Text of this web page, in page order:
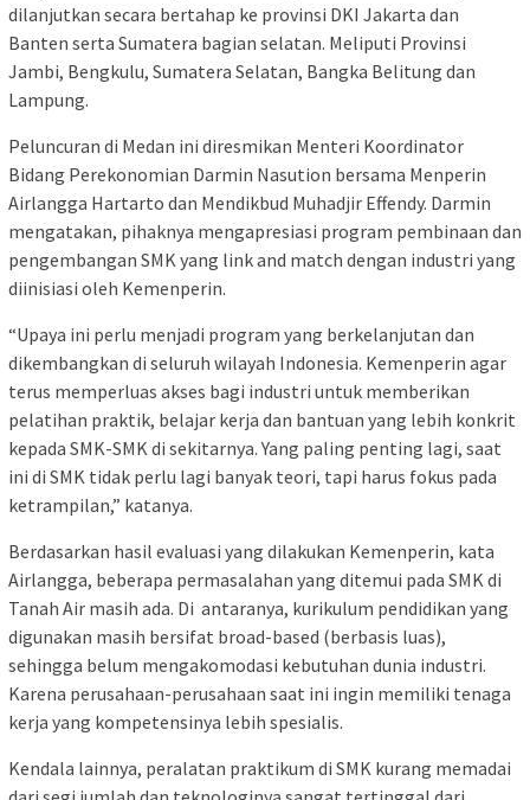
dilanjutkan secara bertahap ke provinsi DKI Jakarta dan
Banten serta Sumatera bagian selatan. Meliputi Provinsi
Jambi, Bengkulu, Sumatera Selatan, Bangka Belitung dan
Lampung.
Peluncuran di Medan ini diresmikan Menteri Koordinator
Bidang Perekonomian Darmin Nasution bersama Menperin
Airlangga Hartarto dan Mendikbud Muhadjir Effendy. Darmin
mengatakan, pihaknya mengapresiasi program pembinaan dan
pengembangan SMK yang link and match dengan industri yang
diinisiasi oleh Kemenperin.
“Upaya ini perlu menjadi program yang berkelanjutan dan
dikembangkan di seluruh wilayah Indonesia. Kemenperin agar
terus memperluas akses bagi industri untuk memberikan
pelatihan praktik, belajar kerja dan bantuan yang lebih konkrit
kepada SMK-SMK di sekitarnya. Yang paling penting lagi, saat
ini di SMK tidak perlu lagi banyak teori, tapi harus fokus pada
ketrampilan,” katanya.
Berdasarkan hasil evaluasi yang dilakukan Kemenperin, kata
Airlangga, beberapa permasalahan yang ditemui pada SMK di
Tanah Air masih ada. Di antaranya, kurikulum pendidikan yang
digunakan masih bersifat broad-based (berbasis luas),
sehingga belum mengakomodasi kebutuhan dunia industri.
Karena perusahaan-perusahaan saat ini ingin memiliki tenaga
kerja yang kompetensinya lebih spesialis.
Kendala lainnya, peralatan praktikum di SMK kurang memadai